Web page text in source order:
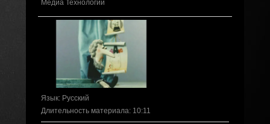
Медиа Технологии
Язык: Русский
Длительность материала: 10:11